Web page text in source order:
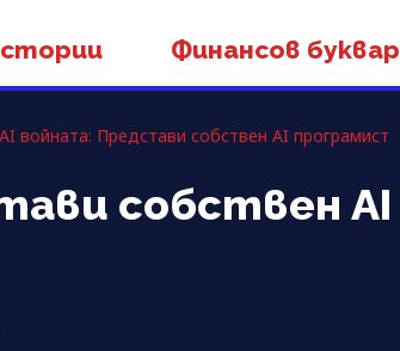
Финансов буквар
войната: Представи собствен AI програмист
собствен AI